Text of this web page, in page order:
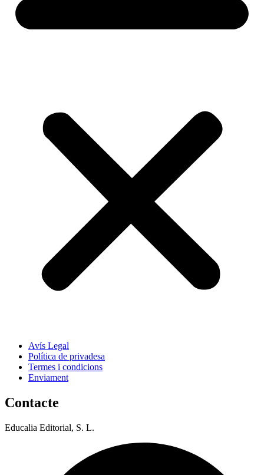
Avís Legal
Política de privadesa
Termes i condicions
Enviament
Contacte
Educalia Editorial, S. L.